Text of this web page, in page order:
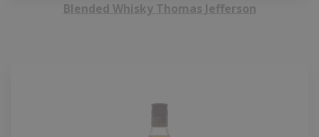
Blended Whisky Thomas Jefferson